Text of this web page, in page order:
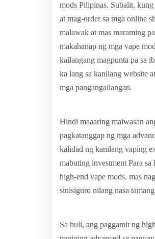
mods Pilipinas. Subalit,
at mag-order sa mga online
malawak at mas maraming
makahanap ng mga vape
kailangang magpunta pa sa
ka lang sa kanilang website
mga pangangailangan.
Hindi maaaring maiwasan
pagkatanggap ng mga
kalidad ng kanilang vaping
mabuting investment Para
high-end vape mods, mas
sinisiguro nilang nasa
Sa huli, ang paggamit ng